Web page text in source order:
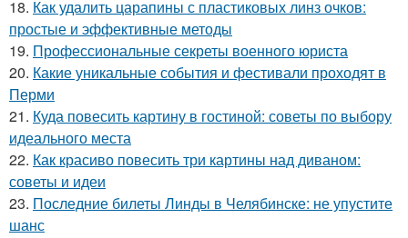
18. Как удалить царапины с пластиковых линз очков:
простые и эффективные методы
19. Профессиональные секреты военного юриста
20. Какие уникальные события и фестивали проходят в
Перми
21. Куда повесить картину в гостиной: советы по выбору
идеального места
22. Как красиво повесить три картины над диваном:
советы и идеи
23. Последние билеты Линды в Челябинске: не упустите
шанс